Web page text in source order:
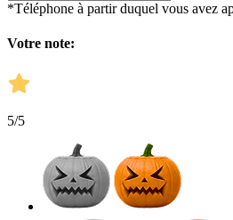
*Téléphone à partir duquel vous avez
Votre note:
5/5